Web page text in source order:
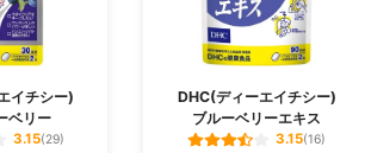
イチシー)
ベリー
3.15(29)
DHC(ディーエイチシー)
ブルーベリーエキス
3.15(16)